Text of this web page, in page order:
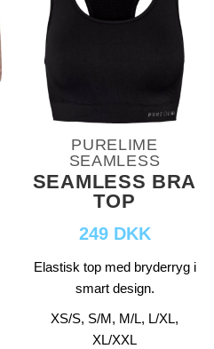
PURELIME
SEAMLESS
SEAMLESS BRA
TOP
249 DKK
Elastisk top med bryderryg i
smart design.
XS/S, S/M, M/L, L/XL,
XL/XXL